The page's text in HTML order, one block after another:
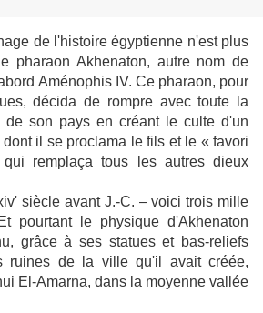
de l'histoire égyptienne n'est plus
pharaon Akhenaton, autre nom de
Aménophis IV. Ce pharaon, pour
décida de rompre avec toute la
de son pays en créant le culte d'un
il se proclama le fils et le « favori
remplaça tous les autres dieux
siècle avant J.-C. – voici trois mille
pourtant le physique d'Akhenaton
grâce à ses statues et bas-reliefs
ruines de la ville qu'il avait créée,
El-Amarna, dans la moyenne vallée